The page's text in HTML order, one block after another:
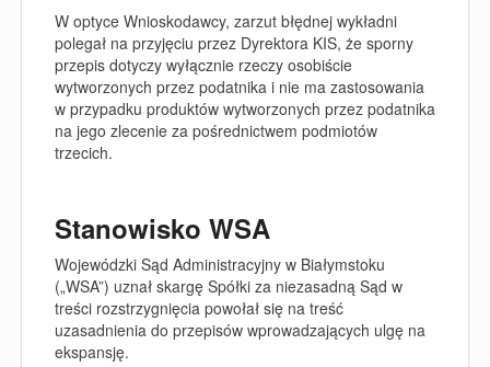
W optyce Wnioskodawcy, zarzut błędnej wykładni
polegał na przyjęciu przez Dyrektora KIS, że sporny
przepis dotyczy wyłącznie rzeczy osobiście
wytworzonych przez podatnika i nie ma zastosowania
w przypadku produktów wytworzonych przez podatnika
na jego zlecenie za pośrednictwem podmiotów
trzecich.
Stanowisko WSA
Wojewódzki Sąd Administracyjny w Białymstoku
(„WSA”) uznał skargę Spółki za niezasadną Sąd w
treści rozstrzygnięcia powołał się na treść
uzasadnienia do przepisów wprowadzających ulgę na
ekspansję.